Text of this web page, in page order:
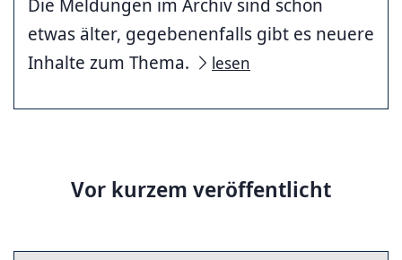
etwas älter, gegebenenfalls gibt es neuere
Inhalte zum Thema.
lesen
Vor kurzem veröffentlicht